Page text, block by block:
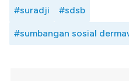
#suradji #sdsb
#sumbangan sosial